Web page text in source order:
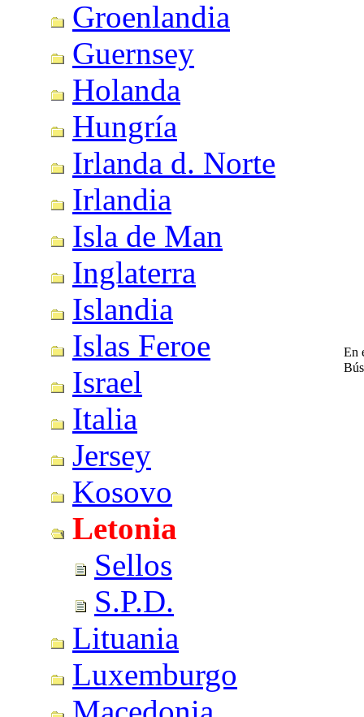
Groenlandia
Guernsey
Holanda
Hungría
Irlanda d. Norte
Irlandia
Isla de Man
Inglaterra
Islandia
Islas Feroe
Israel
Italia
Jersey
Kosovo
Letonia
Sellos
S.P.D.
Lituania
Luxemburgo
En